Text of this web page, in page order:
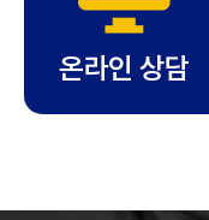
온라인 상담